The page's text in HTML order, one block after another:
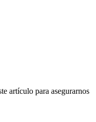
artículo para asegurarnos